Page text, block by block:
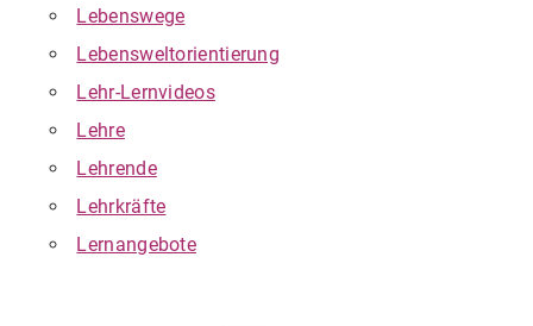
Lebenswege
Lebensweltorientierung
Lehr-Lernvideos
Lehre
Lehrende
Lehrkräfte
Lernangebote